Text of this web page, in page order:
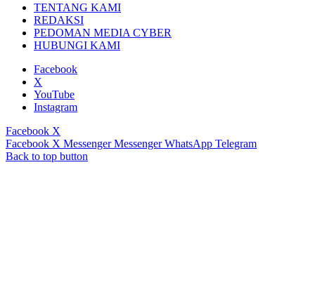
TENTANG KAMI
REDAKSI
PEDOMAN MEDIA CYBER
HUBUNGI KAMI
Facebook
X
YouTube
Instagram
Facebook X
Facebook X Messenger Messenger WhatsApp Telegram
Back to top button